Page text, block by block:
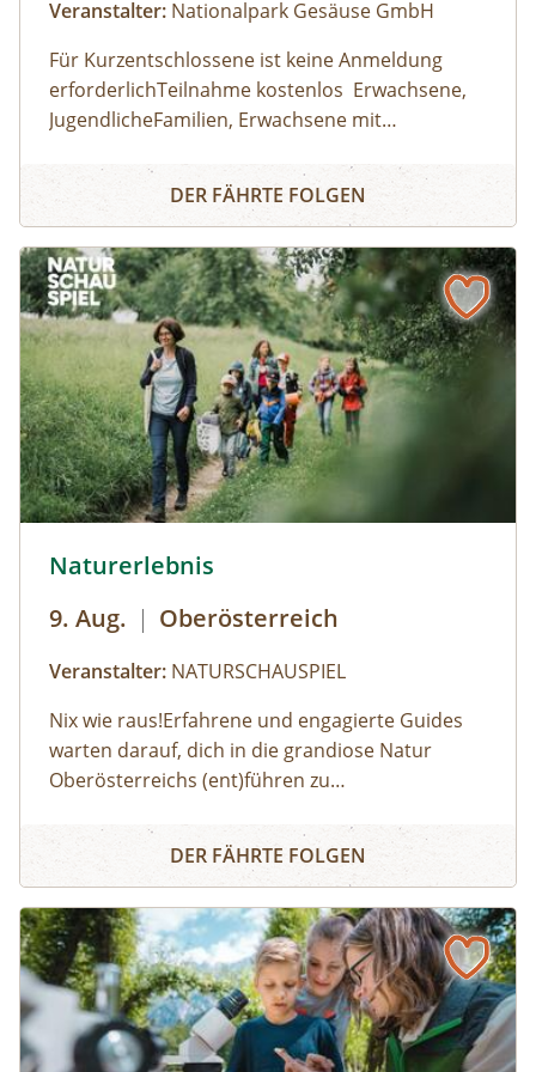
Veranstalter: Nationalpark Gesäuse GmbH
Für Kurzentschlossene ist keine Anmeldung
erforderlichTeilnahme kostenlos Erwachsene,
JugendlicheFamilien, Erwachsene mit
Parkplatz HaindlkarhütteDauer: 09:00 Uhr -
Wetterfeste Kleidung, feste Schuhe; Getränk
und Jause nach eigenem Bedarf
Naturkundliche Wanderung
DER FÄHRTE FOLGEN
Naturerlebnis
9. Aug. | Oberösterreich
Veranstalter: NATURSCHAUSPIEL
Nix wie raus!Erfahrene und engagierte Guides
warten darauf, dich in die grandiose Natur
Oberösterreichs (ent)führen zu
Alpakas versorgen, Wassermonster fangen,
Fährtenlesen lernen, Höhlen erforschen, Honig
und noch vieles mehr: Auf unserer Website
findest du alle Angebote, flexibel buchbar zum
Wunschtermin.So geht's:⁠Melde dich zu einem
Termin aus dem Veranstaltungskalender an
oder organisiere dein privates
Naturerlebnis
DER FÄHRTE FOLGEN